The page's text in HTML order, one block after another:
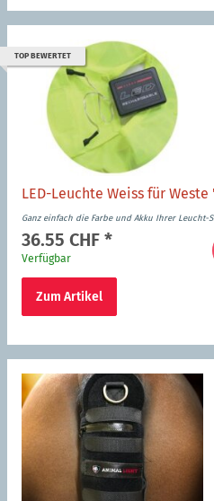
TOP BEWERTET
LED-Leuchte Weiss für Weste
Ganz einfach die Farbe und Akku Ihrer Leucht-
36.55 CHF *
Verfügbar
Zum Artikel